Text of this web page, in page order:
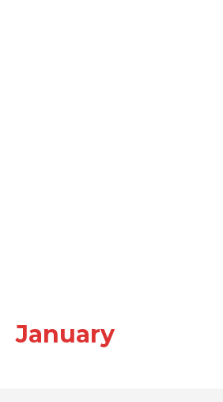
January